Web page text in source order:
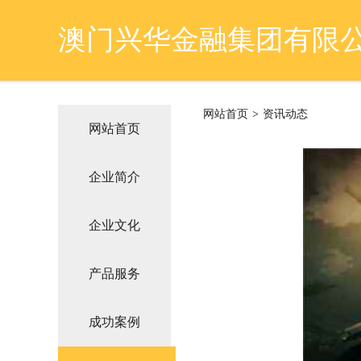
澳门兴华金融集团有限
网站首页
企业简介
企业文化
产品服务
成功案例
网站首页 > 资讯动态